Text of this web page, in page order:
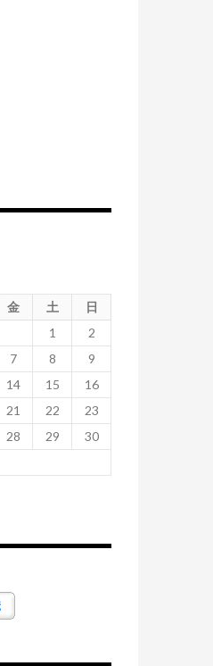
金 土
日
1
2
7 8
9
14 15
16
21 22
23
28 29
30